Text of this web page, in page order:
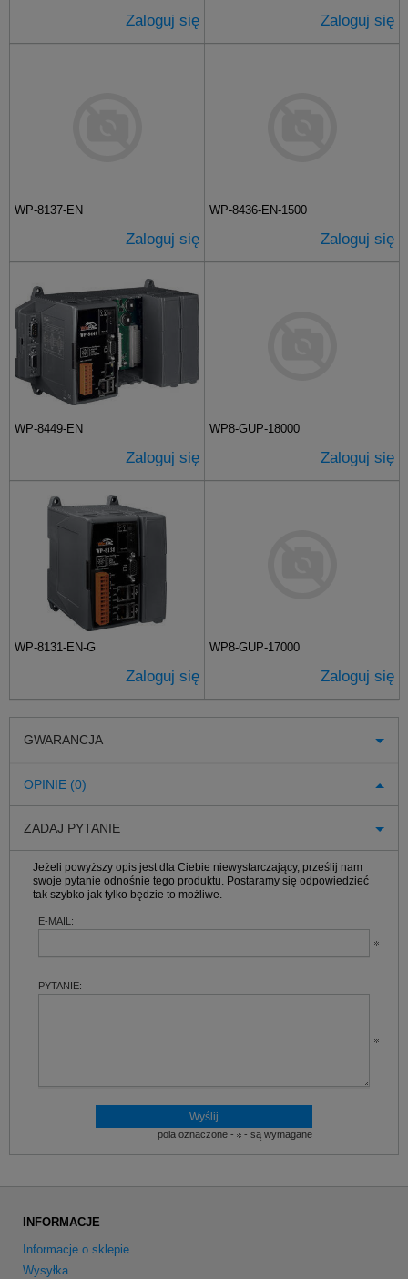
Zaloguj się Zaloguj się
WP-8137-EN
Zaloguj się
WP-8436-EN-1500
Zaloguj się
WP-8449-EN
Zaloguj się
WP8-GUP-18000
Zaloguj się
WP-8131-EN-G
Zaloguj się
WP8-GUP-17000
Zaloguj się
GWARANCJA
OPINIE (0)
ZADAJ PYTANIE
Jeżeli powyższy opis jest dla Ciebie niewystarczający, prześlij nam
swoje pytanie odnośnie tego produktu. Postaramy się odpowiedzieć
tak szybko jak tylko będzie to możliwe.
E-MAIL:
PYTANIE:
pola oznaczone - - są wymagane
INFORMACJE
Informacje o sklepie
Wysyłka